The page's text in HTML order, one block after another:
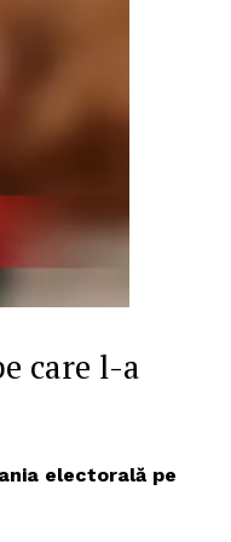
care l-a
electorală pe